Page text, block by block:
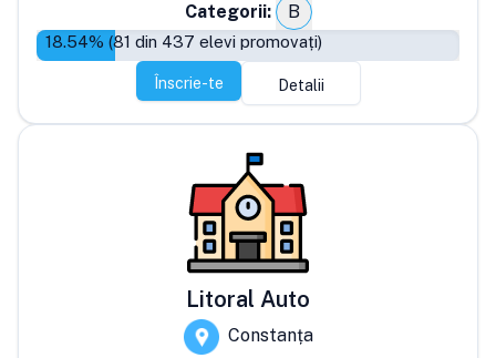
Categorii:
B
18.54% (81 din 437 elevi promovați)
Înscrie-te Detalii
Litoral Auto
Constanța